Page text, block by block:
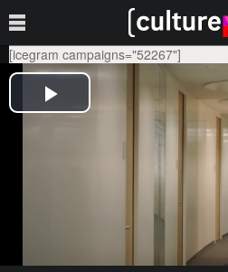
[icegram campaigns="52267"]